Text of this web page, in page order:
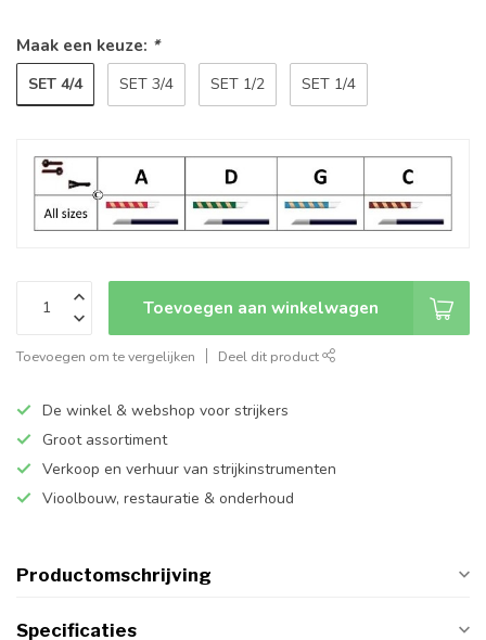
Maak een keuze: *
SET 4/4 SET 3/4 SET 1/2 SET 1/4
Toevoegen aan winkelwagen
Toevoegen om te vergelijken Deel dit product
De winkel & webshop voor strijkers
Groot assortiment
Verkoop en verhuur van strijkinstrumenten
Vioolbouw, restauratie & onderhoud
Productomschrijving
Specificaties